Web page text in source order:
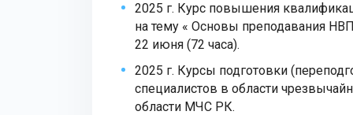
2025 г. Курс повышения
на тему « Основы преподавания
22 июня (72 часа).
2025 г. Курсы подготовки
специалистов в области
области МЧС РК.